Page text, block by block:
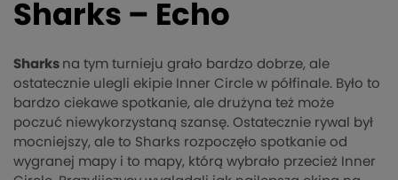
Sharks – Echo
Sharks na tym turnieju grało bardzo dobrze, ale
ostatecznie ulegli ekipie Inner Circle w półfinale. Było to
bardzo ciekawe spotkanie, ale drużyna też może
poczuć niewykorzystaną szansę. Ostatecznie rywal był
mocniejszy, ale to Sharks rozpoczęło spotkanie od
wygranej mapy i to mapy, którą wybrało przecież Inner